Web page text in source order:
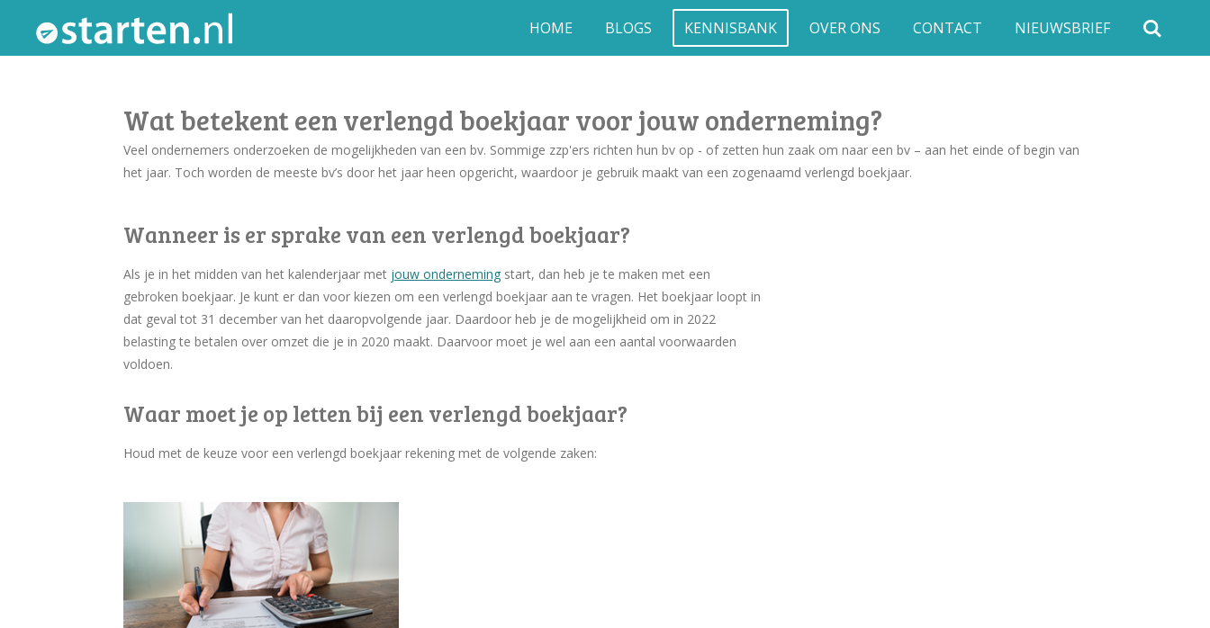
direct
HOME BLOGS KENNISBANK OVER ONS CONTACT NIEUWSBRIEF
Wat betekent een verlengd boekjaar voor jouw onderneming?
Veel ondernemers onderzoeken de mogelijkheden van een bv. Sommige zzp'ers richten hun bv op - of zetten hun zaak om naar een bv – aan het einde of begin van
het jaar. Toch worden de meeste bv’s door het jaar heen opgericht, waardoor je gebruik maakt van een zogenaamd verlengd boekjaar.
Wanneer is er sprake van een verlengd boekjaar?
Als je in het midden van het kalenderjaar met jouw onderneming start, dan heb je te maken met een
gebroken boekjaar. Je kunt er dan voor kiezen om een verlengd boekjaar aan te vragen. Het boekjaar loopt in
dat geval tot 31 december van het daaropvolgende jaar. Daardoor heb je de mogelijkheid om in 2022
belasting te betalen over omzet die je in 2020 maakt. Daarvoor moet je wel aan een aantal voorwaarden
voldoen.
Waar moet je op letten bij een verlengd boekjaar?
Houd met de keuze voor een verlengd boekjaar rekening met de volgende zaken: